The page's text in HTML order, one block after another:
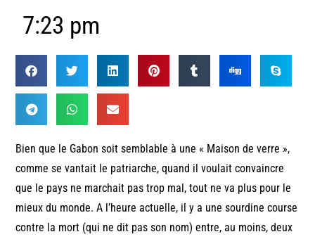
7:23 pm
Bien que le Gabon soit semblable à une « Maison de verre »,
comme se vantait le patriarche, quand il voulait convaincre
que le pays ne marchait pas trop mal, tout ne va plus pour le
mieux du monde. A l’heure actuelle, il y a une sourdine course
contre la mort (qui ne dit pas son nom) entre, au moins, deux